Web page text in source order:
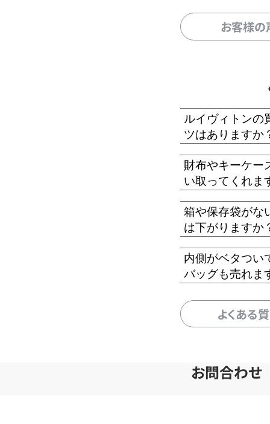
お客様
ルイヴィトンの
ツはありますか
財布やキーケー
い取ってくれま
箱や保存袋がな
は下がりますか
内側がベタつい
バッグも売れま
よくある
お問合わせ